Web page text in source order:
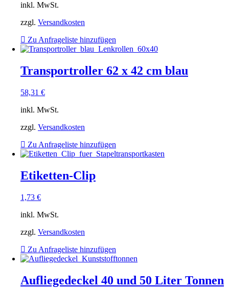
inkl. MwSt.
zzgl. Versandkosten
Zu Anfrageliste hinzufügen
Transportroller 62 x 42 cm blau
58,31 €
inkl. MwSt.
zzgl. Versandkosten
Zu Anfrageliste hinzufügen
Etiketten-Clip
1,73 €
inkl. MwSt.
zzgl. Versandkosten
Zu Anfrageliste hinzufügen
Aufliegedeckel 40 und 50 Liter Tonnen